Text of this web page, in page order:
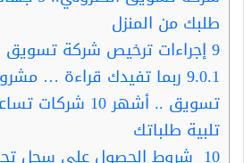
طلبك من المنزل
9إجراءات ترخيص شركة تسويق
9.0.1 ربما تفيدك قراءة …
تسويق .. أشهر 10
تلبية طلباتك